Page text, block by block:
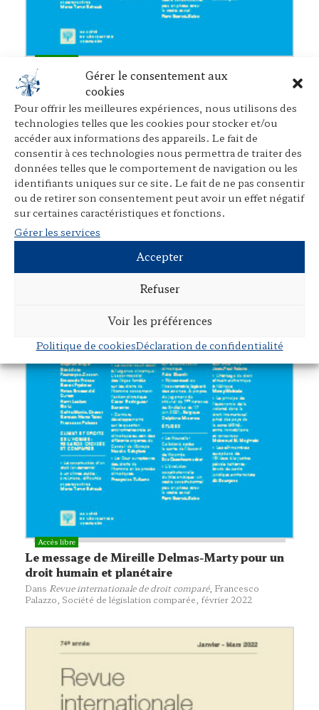
Gérer le consentement aux
cookies
Pour offrir les meilleures expériences, nous utilisons des
technologies telles que les cookies pour stocker et/ou
accéder aux informations des appareils. Le fait de
consentir à ces technologies nous permettra de traiter des
données telles que le comportement de navigation ou les
identifiants uniques sur ce site. Le fait de ne pas consentir
ou de retirer son consentement peut avoir un effet négatif
sur certaines caractéristiques et fonctions.
Gérer les services
Accepter
Refuser
Voir les préférences
Politique de cookiesDéclaration de confidentialité
Mireille Delmas-Marty, (la non) Africaine au
sens du droit comparé ?
DansRevue internationale de droit comparé, Germain Ntono
Tsimi, Société de législation comparée , février 2022
Le message de Mireille Delmas-Marty pour un
droit humain et planétaire
Dans Revue internationale de droit comparé, Francesco
Palazzo, Société de législation comparée , février 2022